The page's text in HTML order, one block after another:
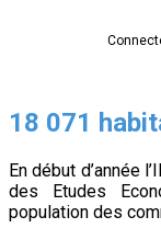
18 071
En début d’année
des Etudes
population des